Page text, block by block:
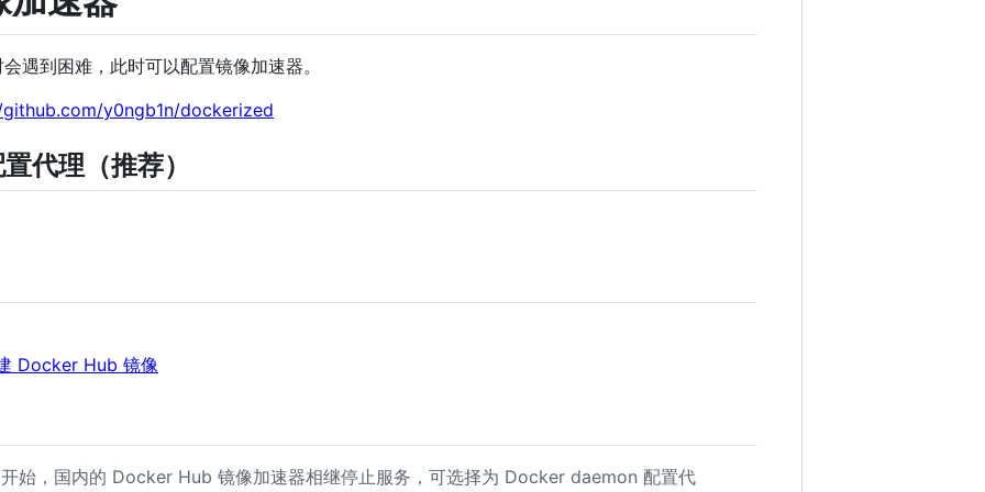
遇到困难，此时可以配置镜像加速器。
y0ngb1n/dockerized
代理（推荐）
Docker Hub 镜像
，国内的 Docker Hub 镜像加速器相继停止服务，可选择为 Docker daemon 配置代